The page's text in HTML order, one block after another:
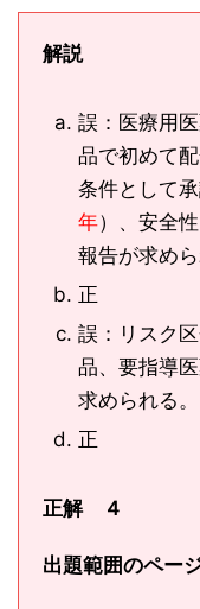
解説
誤：医療用
品で初めて
条件として
年）、安全
報告が求めら
正
誤：リスク
品、要指導
求められる。
正
正解 ４
出題範囲のペー